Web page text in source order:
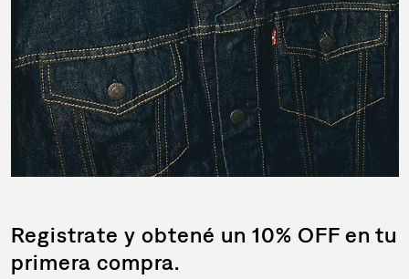
Registrate y obtené un 10% OFF en tu
primera compra.